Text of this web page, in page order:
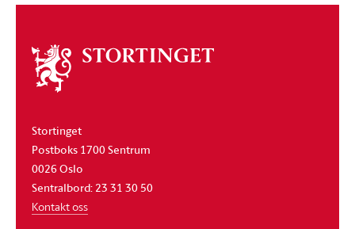
Om
stortinget
Stortinget
Postboks 1700 Sentrum
0026 Oslo
Sentralbord: 23 31 30 50
Kontakt oss